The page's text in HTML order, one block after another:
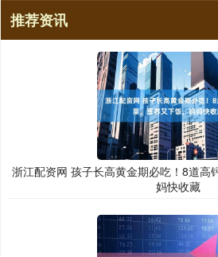
推荐资讯
浙江配资网 孩子长高黄金期必吃！8道高
妈快收藏